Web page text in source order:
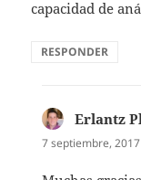
capacidad de
RESPONDER
Erlantz
7 septiembre,